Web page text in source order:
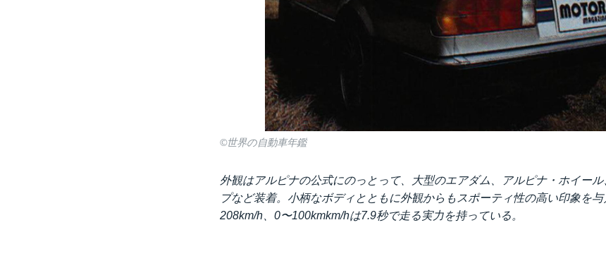
©世界の自動車年鑑
外観はアルピナの公式にのっとって、大型のエアダム、アルピナ・ホイー
プなど装着。小柄なボディとともに外観からもスポーティ性の高い印象を
208km/h、0〜100kmkm/hは7.9秒で走る実力を持っている。